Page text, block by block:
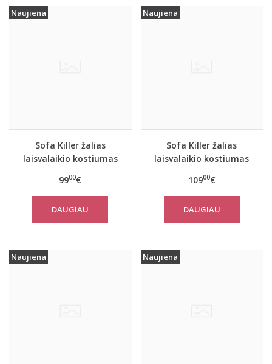
Naujiena
Sofa Killer žalias
laisvalaikio kostiumas
9900€
DAUGIAU
Naujiena
Sofa Killer žalias
laisvalaikio kostiumas
10900€
DAUGIAU
Naujiena Naujiena